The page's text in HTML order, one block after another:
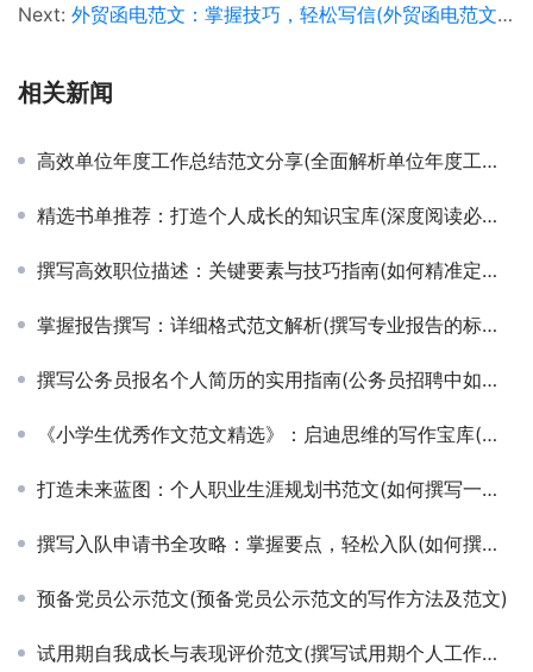
Next: 外贸函电范文：掌握技巧，轻松写信(外贸函电范文：实用技巧与模板分享)
相关新闻
高效单位年度工作总结范文分享(全面解析单位年度工作总结撰写技巧与范例)
精选书单推荐：打造个人成长的知识宝库(深度阅读必备：探索提升自我能力的推荐书单)
撰写高效职位描述：关键要素与技巧指南(如何精准定位与撰写吸引人才的职位描述)
掌握报告撰写：详细格式范文解析(撰写专业报告的标准格式与实用范文示例)
撰写公务员报名个人简历的实用指南(公务员招聘中如何精准撰写个人简历以脱颖而出)
《小学生优秀作文范文精选》：启迪思维的写作宝库(提升小学生写作能力的经典范文解析)
打造未来蓝图：个人职业生涯规划书范文(如何撰写一份成功的个人职业发展规划书)
撰写入队申请书全攻略：掌握要点，轻松入队(如何撰写一份令人印象深刻的少先队/团队入队申请书)
预备党员公示范文(预备党员公示范文的写作方法及范文)
试用期自我成长与表现评价范文(撰写试用期个人工作表现及自我提升评价指南)